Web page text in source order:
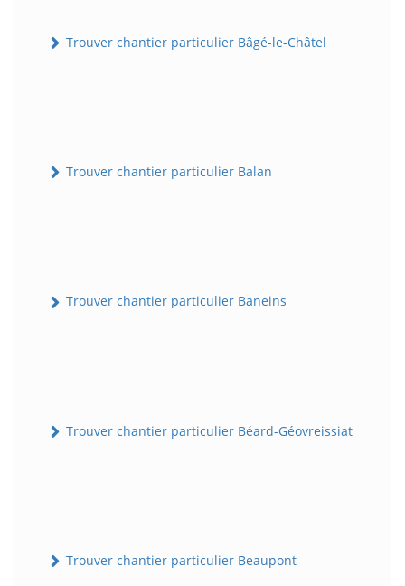
Trouver chantier particulier Bâgé-le-Châtel
Trouver chantier particulier Balan
Trouver chantier particulier Baneins
Trouver chantier particulier Béard-Géovreissiat
Trouver chantier particulier Beaupont